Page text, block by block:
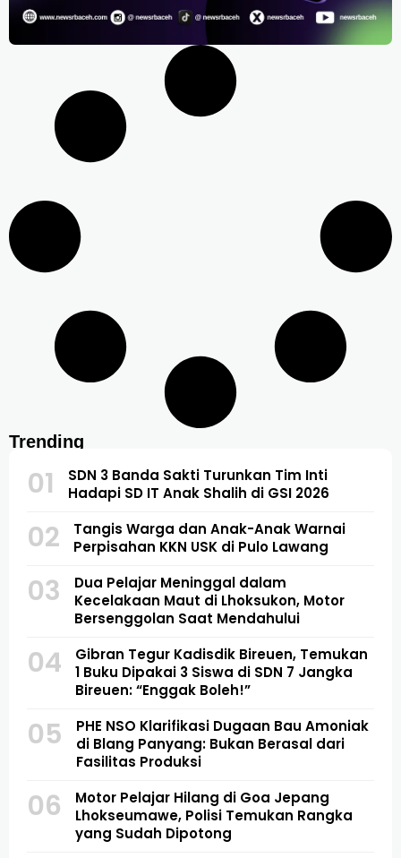
Trending
01
SDN 3 Banda Sakti Turunkan Tim Inti
Hadapi SD IT Anak Shalih di GSI 2026
02
Tangis Warga dan Anak-Anak Warnai
Perpisahan KKN USK di Pulo Lawang
03
Dua Pelajar Meninggal dalam
Kecelakaan Maut di Lhoksukon, Motor
Bersenggolan Saat Mendahului
04
Gibran Tegur Kadisdik Bireuen, Temukan
1 Buku Dipakai 3 Siswa di SDN 7 Jangka
Bireuen: “Enggak Boleh!”
05
PHE NSO Klarifikasi Dugaan Bau Amoniak
di Blang Panyang: Bukan Berasal dari
Fasilitas Produksi
06
Motor Pelajar Hilang di Goa Jepang
Lhokseumawe, Polisi Temukan Rangka
yang Sudah Dipotong